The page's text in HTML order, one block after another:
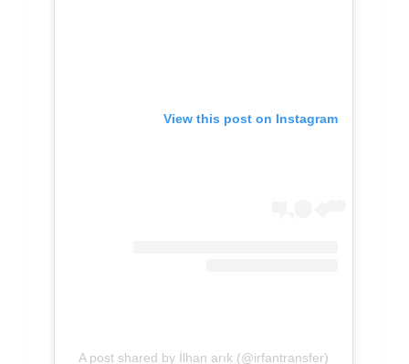
View this post on Instagram
A post shared by İlhan arık (@irfantransfer)